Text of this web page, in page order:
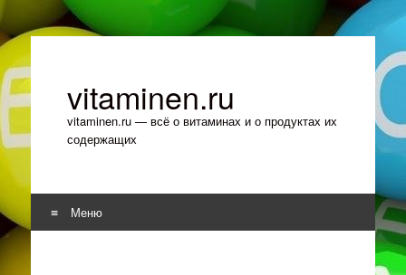
vitaminen.ru
vitaminen.ru — всё о витаминах и о продуктах их
содержащих
Меню